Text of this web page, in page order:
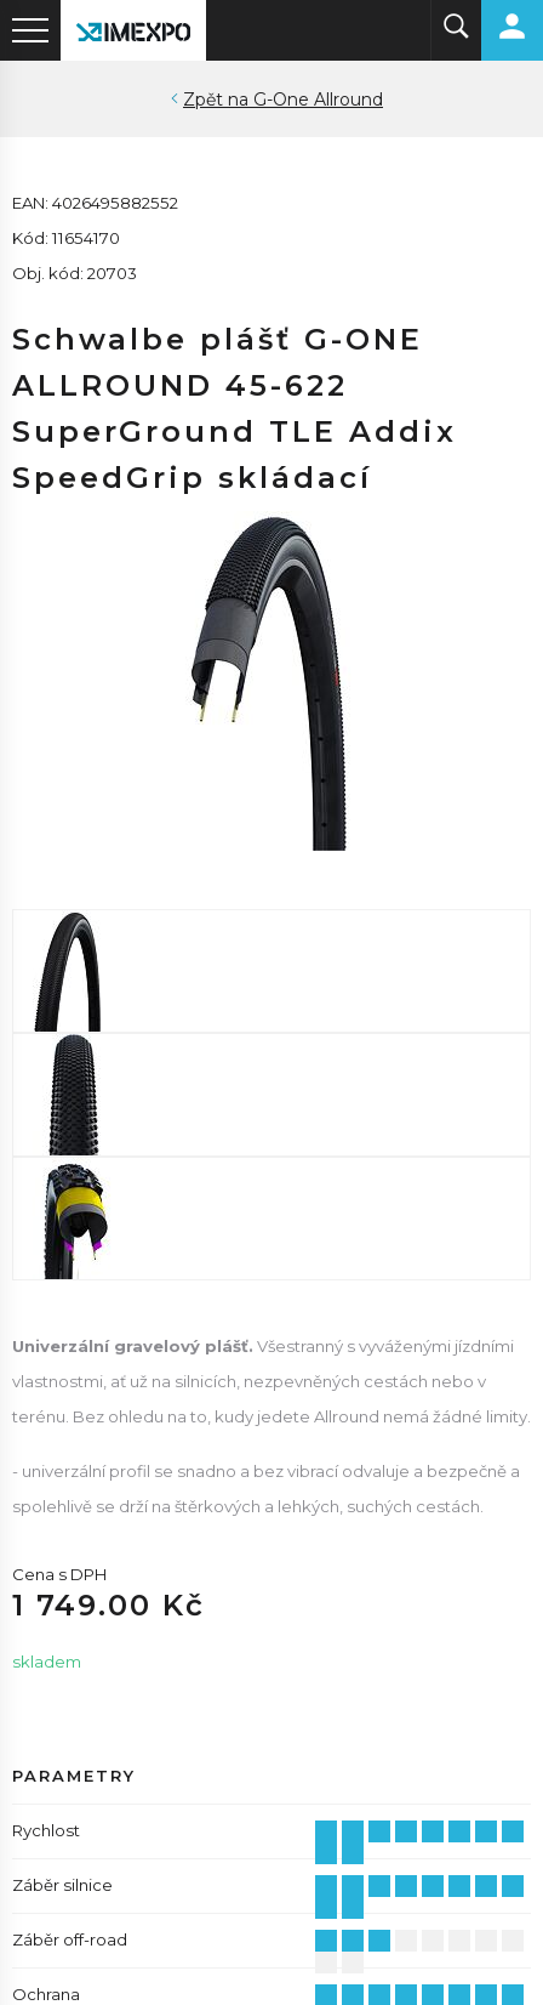
G-One Allround
EAN: 4026495882552
Kód: 11654170
Obj. kód: 20703
Schwalbe plášť G-ONE
ALLROUND 45-622
SuperGround TLE Addix
SpeedGrip skládací
Univerzální gravelový plášť. Všestranný s vyváženými jízdními
vlastnostmi, ať už na silnicích, nezpevněných cestách nebo v
terénu. Bez ohledu na to, kudy jedete Allround nemá žádné limity.
- univerzální profil se snadno a bez vibrací odvaluje a bezpečně a
spolehlivě se drží na štěrkových a lehkých, suchých cestách.
Cena s DPH
1 749.00 Kč
skladem
PARAMETRY
Rychlost
Záběr silnice
Záběr off-road
Ochrana